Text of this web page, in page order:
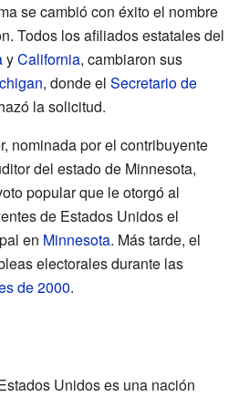
se cambió con éxito el nombre
Todos los afiliados estatales del
yCalifornia, cambiaron sus
, donde el Secretario de
la solicitud.
nominada por el contribuyente
del estado de Minnesota,
popular que le otorgó al
de Estados Unidos el
en Minnesota. Más tarde, el
electorales durante las
de 2000.
Unidos es una nación